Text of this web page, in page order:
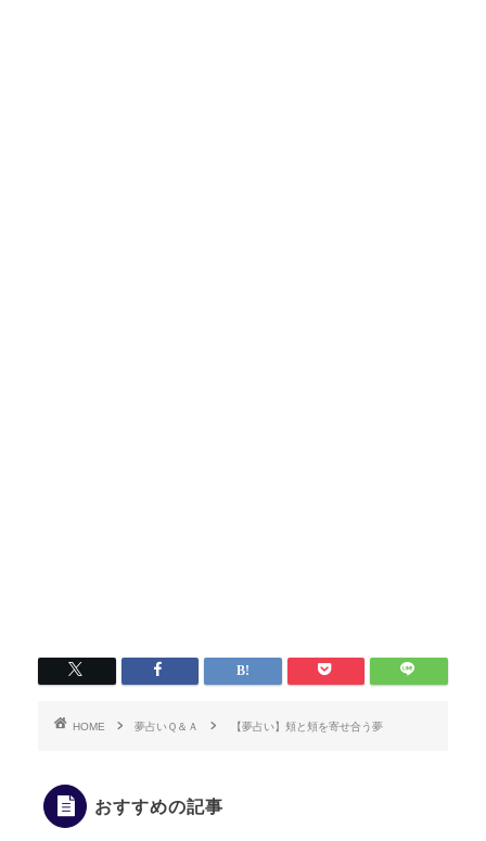
HOME 夢占いＱ＆Ａ 【夢占い】頬と頬を寄せ合う夢
おすすめの記事